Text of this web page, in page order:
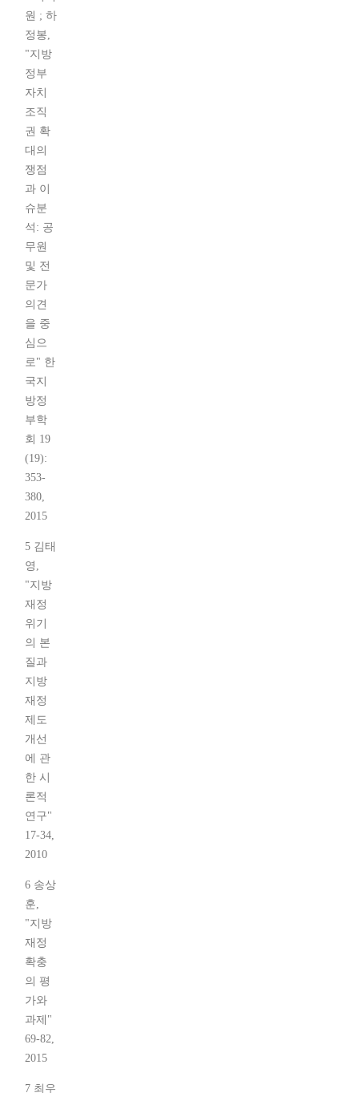
원 ; 하
정봉,
"지방
정부
자치
조직
권 확
대의
쟁점
과 이
슈분
석: 공
무원
및 전
문가
의견
을 중
심으
로" 한
국지
방정
부학
회 19
(19):
353-
380,
2015
5 김태
영,
"지방
재정
위기
의 본
질과
지방
재정
제도
개선
에 관
한 시
론적
연구"
17-34,
2010
6 송상
훈,
"지방
재정
확충
의 평
가와
과제"
69-82,
2015
7 최우